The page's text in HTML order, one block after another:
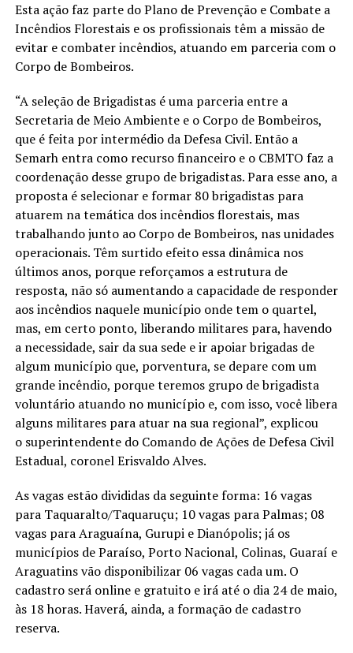
Esta ação faz parte do Plano de Prevenção e Combate a
Incêndios Florestais e os profissionais têm a missão de
evitar e combater incêndios, atuando em parceria com o
Corpo de Bombeiros.
“A seleção de Brigadistas é uma parceria entre a
Secretaria de Meio Ambiente e o Corpo de Bombeiros,
que é feita por intermédio da Defesa Civil. Então a
Semarh entra como recurso financeiro e o CBMTO faz a
coordenação desse grupo de brigadistas. Para esse ano, a
proposta é selecionar e formar 80 brigadistas para
atuarem na temática dos incêndios florestais, mas
trabalhando junto ao Corpo de Bombeiros, nas unidades
operacionais. Têm surtido efeito essa dinâmica nos
últimos anos, porque reforçamos a estrutura de
resposta, não só aumentando a capacidade de responder
aos incêndios naquele município onde tem o quartel,
mas, em certo ponto, liberando militares para, havendo
a necessidade, sair da sua sede e ir apoiar brigadas de
algum município que, porventura, se depare com um
grande incêndio, porque teremos grupo de brigadista
voluntário atuando no município e, com isso, você libera
alguns militares para atuar na sua regional”, explicou
o superintendente do Comando de Ações de Defesa Civil
Estadual, coronel Erisvaldo Alves.
As vagas estão divididas da seguinte forma: 16 vagas
para Taquaralto/Taquaruçu; 10 vagas para Palmas; 08
vagas para Araguaína, Gurupi e Dianópolis; já os
municípios de Paraíso, Porto Nacional, Colinas, Guaraí e
Araguatins vão disponibilizar 06 vagas cada um. O
cadastro será online e gratuito e irá até o dia 24 de maio,
às 18 horas. Haverá, ainda, a formação de cadastro
reserva.